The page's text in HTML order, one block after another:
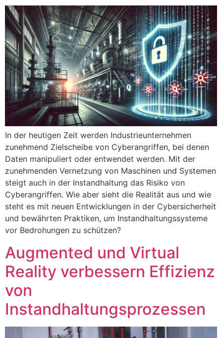
In der heutigen Zeit werden Industrieunternehmen
zunehmend Zielscheibe von Cyberangriffen, bei denen
Daten manipuliert oder entwendet werden. Mit der
zunehmenden Vernetzung von Maschinen und Systemen
steigt auch in der Instandhaltung das Risiko von
Cyberangriffen. Wie aber sieht die Realität aus und wie
steht es mit neuen Entwicklungen in der Cybersicherheit
und bewährten Praktiken, um Instandhaltungssysteme
vor Bedrohungen zu schützen?
Augmented und Virtual
Reality verbessern Effizienz
von
Instandhaltungsprozessen